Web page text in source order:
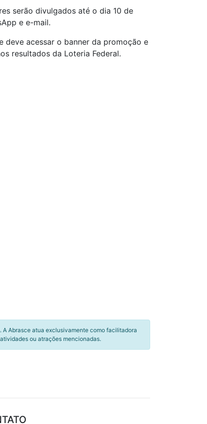
serão divulgados até o dia 10 de
e e-mail.
acessar o banner da promoção e
resultados da Loteria Federal.
Abrasce atua exclusivamente como facilitadora
ou atrações mencionadas.